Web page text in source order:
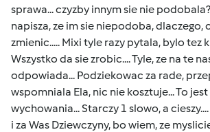
sprawa... czyzby innym sie nie
napisza, ze im sie niepodoba, dlaczego,
zmienic..... Mixi tyle razy pytala, bylo tez
Wszystko da sie zrobic.... Tyle, ze na te
odpowiada... Podziekowac za rade,
wspomniala Ela, nic nie kosztuje... To
wychowania... Starczy 1 slowo, a
i za Was Dziewczyny, bo wiem, ze